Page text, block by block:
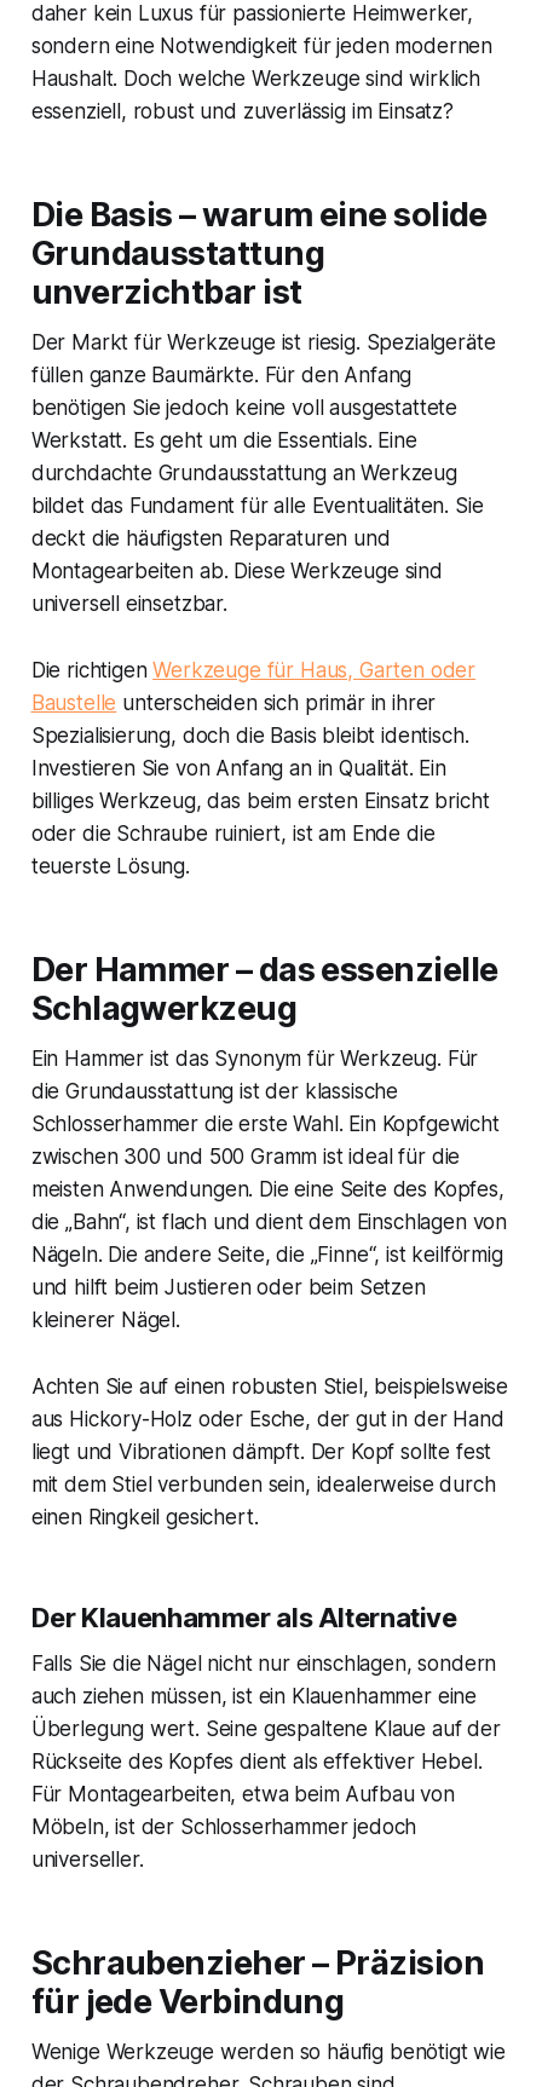
daher kein Luxus für passionierte Heimwerker,
sondern eine Notwendigkeit für jeden modernen
Haushalt. Doch welche Werkzeuge sind wirklich
essenziell, robust und zuverlässig im Einsatz?
Die Basis – warum eine solide
Grundausstattung
unverzichtbar ist
Der Markt für Werkzeuge ist riesig. Spezialgeräte
füllen ganze Baumärkte. Für den Anfang
benötigen Sie jedoch keine voll ausgestattete
Werkstatt. Es geht um die Essentials. Eine
durchdachte Grundausstattung an Werkzeug
bildet das Fundament für alle Eventualitäten. Sie
deckt die häufigsten Reparaturen und
Montagearbeiten ab. Diese Werkzeuge sind
universell einsetzbar.
Die richtigenWerkzeuge für Haus, Garten oder
Baustelle unterscheiden sich primär in ihrer
Spezialisierung, doch die Basis bleibt identisch.
Investieren Sie von Anfang an in Qualität. Ein
billiges Werkzeug, das beim ersten Einsatz bricht
oder die Schraube ruiniert, ist am Ende die
teuerste Lösung.
Der Hammer – das essenzielle
Schlagwerkzeug
Ein Hammer ist das Synonym für Werkzeug. Für
die Grundausstattung ist der klassische
Schlosserhammer die erste Wahl. Ein Kopfgewicht
zwischen 300 und 500 Gramm ist ideal für die
meisten Anwendungen. Die eine Seite des Kopfes,
die „Bahn“, ist flach und dient dem Einschlagen von
Nägeln. Die andere Seite, die „Finne“, ist keilförmig
und hilft beim Justieren oder beim Setzen
kleinerer Nägel.
Achten Sie auf einen robusten Stiel, beispielsweise
aus Hickory-Holz oder Esche, der gut in der Hand
liegt und Vibrationen dämpft. Der Kopf sollte fest
mit dem Stiel verbunden sein, idealerweise durch
einen Ringkeil gesichert.
Der Klauenhammer als Alternative
Falls Sie die Nägel nicht nur einschlagen, sondern
auch ziehen müssen, ist ein Klauenhammer eine
Überlegung wert. Seine gespaltene Klaue auf der
Rückseite des Kopfes dient als effektiver Hebel.
Für Montagearbeiten, etwa beim Aufbau von
Möbeln, ist der Schlosserhammer jedoch
universeller.
Schraubenzieher – Präzision
für jede Verbindung
Wenige Werkzeuge werden so häufig benötigt wie